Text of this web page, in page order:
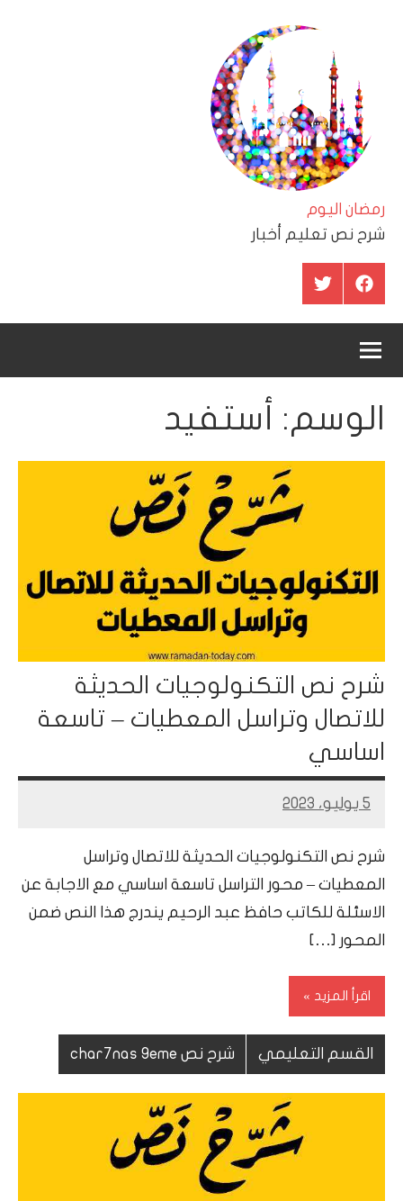
رمضان اليوم
شرح نص تعليم أخبار
عنصر
القائمة
عنصر
القائمة
الوسم: أستفيد
شرح نص التكنولوجيات الحديثة
للاتصال وتراسل المعطيات – تاسعة
اساسي
5 يوليو، 2023
Mohamed
شرح نص التكنولوجيات الحديثة للاتصال وتراسل
المعطيات – محور التراسل تاسعة اساسي مع الاجابة عن
الاسئلة للكاتب حافظ عبد الرحيم يندرج هذا النص ضمن
المحور […]
اقرأ المزيد
القسم التعليمي شرح نص char7nas 9eme